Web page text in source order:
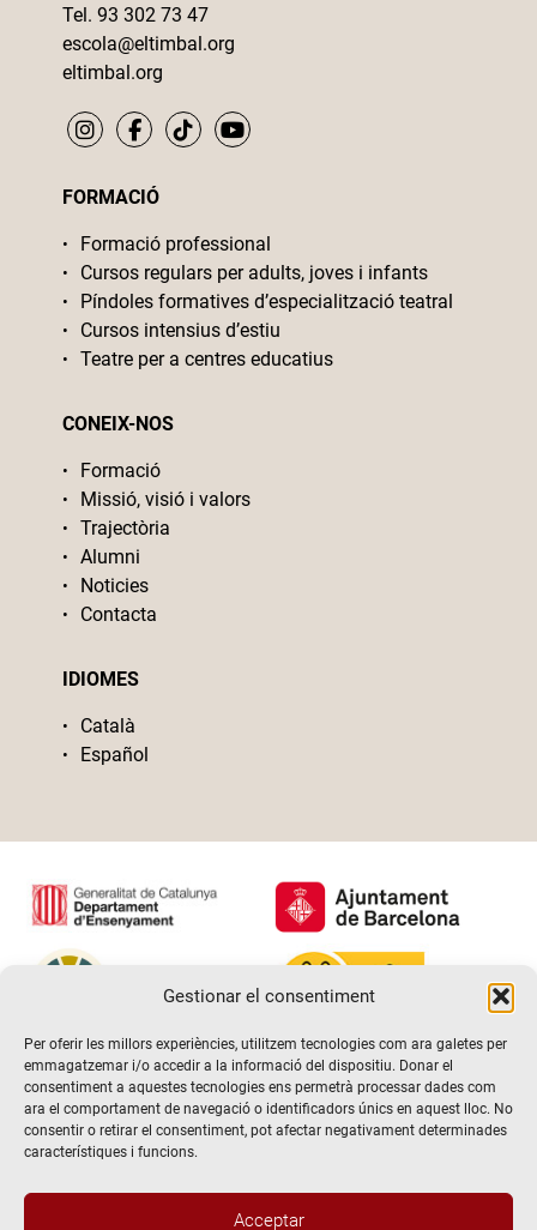
Gestionar el consentiment
Per oferir les millors experiències, utilitzem tecnologies com ara galetes per
emmagatzemar i/o accedir a la informació del dispositiu. Donar el
consentiment a aquestes tecnologies ens permetrà processar dades com
ara el comportament de navegació o identificadors únics en aquest lloc. No
consentir o retirar el consentiment, pot afectar negativament determinades
característiques i funcions.
Acceptar
Tel. 93 302 73 47
escola@eltimbal.org
eltimbal.org
FORMACIÓ
Formació professional
Cursos regulars per adults, joves i infants
Píndoles formatives d’especialització teatral
Cursos intensius d’estiu
Teatre per a centres educatius
CONEIX-NOS
Formació
Missió, visió i valors
Trajectòria
Alumni
Noticies
Contacta
IDIOMES
Català
Español